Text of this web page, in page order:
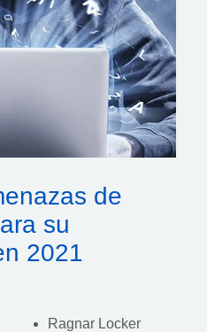
de
su
2021
Ragnar Locker